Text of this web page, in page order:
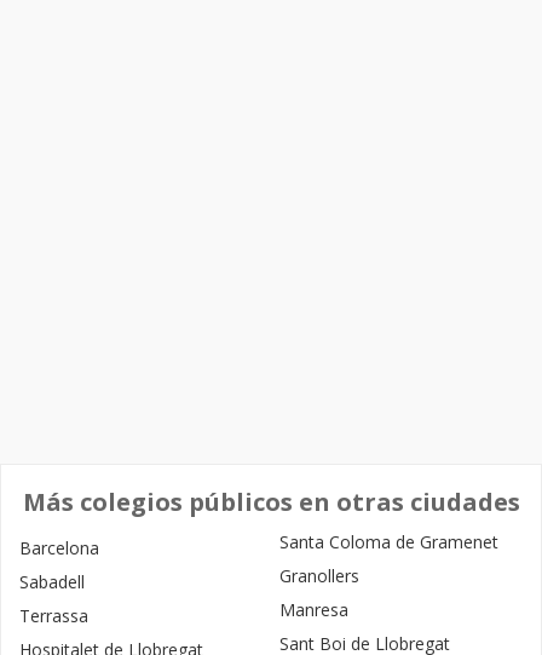
Más colegios públicos en otras ciudades
Barcelona
Sabadell
Terrassa
Hospitalet de Llobregat
Santa Coloma de Gramenet
Granollers
Manresa
Sant Boi de Llobregat